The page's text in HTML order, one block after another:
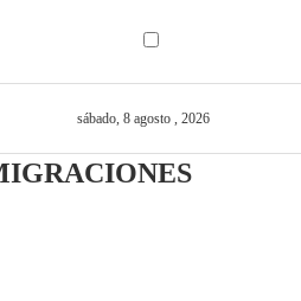
sábado, 8 agosto , 2026